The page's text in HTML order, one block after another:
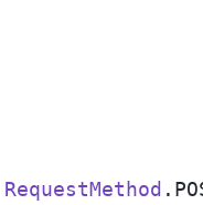
RequestMethod .